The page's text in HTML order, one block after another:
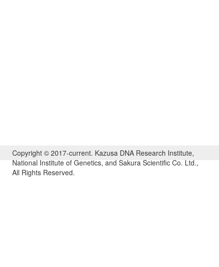
Copyright © 2017-current. Kazusa DNA Research Institute,
National Institute of Genetics, and Sakura Scientific Co. Ltd.,
All Rights Reserved.